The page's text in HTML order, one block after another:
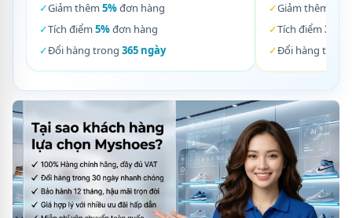
✓Giảm thêm 5%đơn hàng
✓Tích điểm 5%đơn hàng
✓Đổi hàng trong 365 ngày
✓Giảm thêm
✓Tích điểm 3%
✓Đổi hàng trong